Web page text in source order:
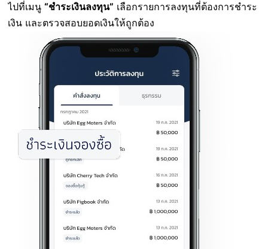
ไปที่เมนู “ชำระเงินลงทุน” เลือกรายการลงทุนที่ต้องการชำระ
เงิน และตรวจสอบยอดเงินให้ถูกต้อง